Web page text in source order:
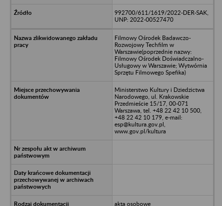
992700/611/1619/2022-DER-SAK,
UNP: 2022-00527470
Filmowy Ośrodek Badawczo-
Rozwojowy Techfilm w
Warszawie(poprzednie nazwy:
Filmowy Ośrodek Doświadczalno-
Usługowy w Warszawie; Wytwórnia
Sprzętu Filmowego Spefika)
Ministerstwo Kultury i Dziedzictwa
Narodowego, ul. Krakowskie
Przedmieście 15/17, 00-071
Warszawa, tel. +48 22 42 10 500,
+48 22 42 10 179, e-mail:
esp@kultura.gov.pl,
www.gov.pl/kultura
akta osobowe